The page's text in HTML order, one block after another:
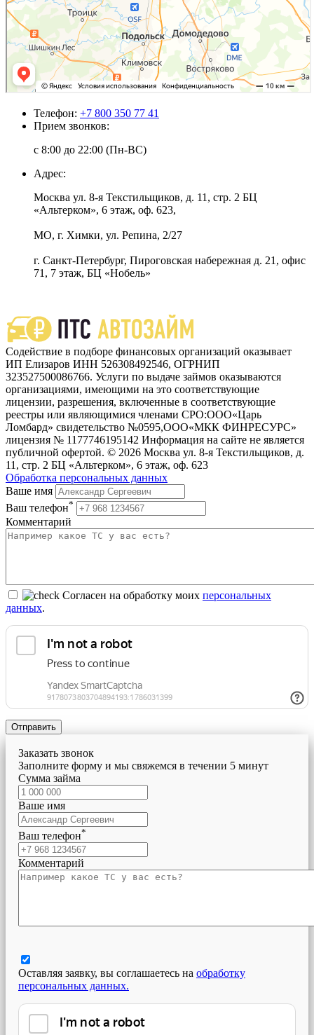
Телефон: +7 800 350 77 41
Прием звонков:
с 8:00 до 22:00 (Пн-ВС)
Адрес:
Москва ул. 8-я Текстильщиков, д. 11, стр. 2 БЦ
«Альтерком», 6 этаж, оф. 623,
МО, г. Химки, ул. Репина, 2/27
г. Санкт-Петербург, Пироговская набережная д. 21, офис
71, 7 этаж, БЦ «Нобель»
Содействие в подборе финансовых организаций оказывает
ИП Елизаров ИНН 526308492546, ОГРНИП
323527500086766. Услуги по выдаче займов оказываются
организациями, имеющими на это соответствующие
лицензии, разрешения, включенные в соответствующие
реестры или являющимися членами СРО:ООО«Царь
Ломбард» свидетельство №0595,ООО«МКК ФИНРЕСУРС»
лицензия № 1177746195142 Информация на сайте не является
публичной офертой. © 2026 Москва ул. 8-я Текстильщиков, д.
11, стр. 2 БЦ «Альтерком», 6 этаж, оф. 623
Обработка персональных данных
Ваше имя
Ваш телефон*
Комментарий
Согласен на обработку моих персональных
данных.
Отправить
Заказать звонок
Заполните форму и мы свяжемся в течении 5 минут
Сумма займа
Ваше имя
Ваш телефон*
Комментарий
Оставляя заявку, вы соглашаетесь на обработку
персональных данных.